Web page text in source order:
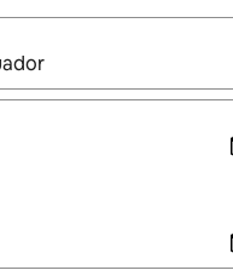
vinjari kwa